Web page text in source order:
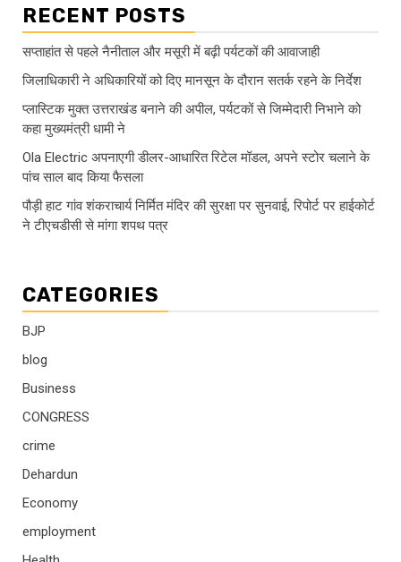
RECENT POSTS
सप्ताहांत से पहले नैनीताल और मसूरी में बढ़ी पर्यटकों की आवाजाही
जिलाधिकारी ने अधिकारियों को दिए मानसून के दौरान सतर्क रहने के निर्देश
प्लास्टिक मुक्त उत्तराखंड बनाने की अपील, पर्यटकों से जिम्मेदारी निभाने को
कहा मुख्यमंत्री धामी ने
Ola Electric अपनाएगी डीलर-आधारित रिटेल मॉडल, अपने स्टोर चलाने के
पांच साल बाद किया फैसला
पौड़ी हाट गांव शंकराचार्य निर्मित मंदिर की सुरक्षा पर सुनवाई, रिपोर्ट पर हाईकोर्ट
ने टीएचडीसी से मांगा शपथ पत्र
CATEGORIES
BJP
blog
Business
CONGRESS
crime
Dehardun
Economy
employment